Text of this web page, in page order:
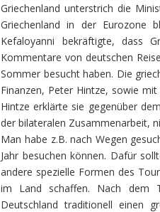
Griechenland unterstrich die
Griechenland in der Eurozone
Kefaloyanni bekräftigte, dass
Kommentare von deutschen
Sommer besucht haben. Die
Finanzen, Peter Hintze, sowie
Hintze erklärte sie gegenüber
der bilateralen Zusammenarbeit,
Man habe z.B. nach Wegen
Jahr besuchen können. Dafür
andere spezielle Formen des
im Land schaffen. Nach dem
Deutschland traditionell einen